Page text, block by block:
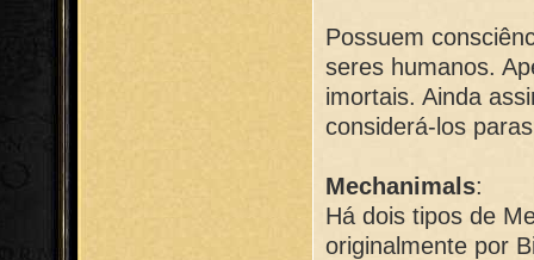
Possuem
seres humanos.
imortais. Ainda
considerá-los
Mechanimals:
Há dois tipos de
originalmente por